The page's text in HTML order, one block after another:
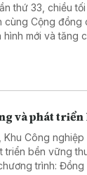
thứ 33, chiều
Cộng đồng
mới và tăng
và phát triển
Công
triển bền vững
trình: